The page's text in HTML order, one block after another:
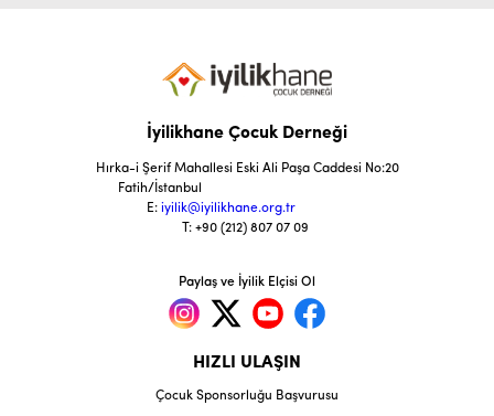
İyilikhane Çocuk Derneği
Hırka-i Şerif Mahallesi Eski Ali Paşa Caddesi No:20
Fatih/İstanbul
E: iyilik@iyilikhane.org.tr
T: +90 (212) 807 07 09
Paylaş ve İyilik Elçisi Ol
HIZLI ULAŞIN
Çocuk Sponsorluğu Başvurusu